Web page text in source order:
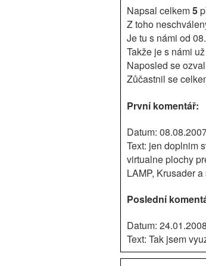
Napsal celkem5
Z toho
Je tu s námi od
Takže je s námi už
Naposled se
Zůčastnil se
První komentář:
Datum:
Text: jen doplnim
virtualne plochy
LAMP, Krusader
Poslední
Datum:
Text: Tak jsem